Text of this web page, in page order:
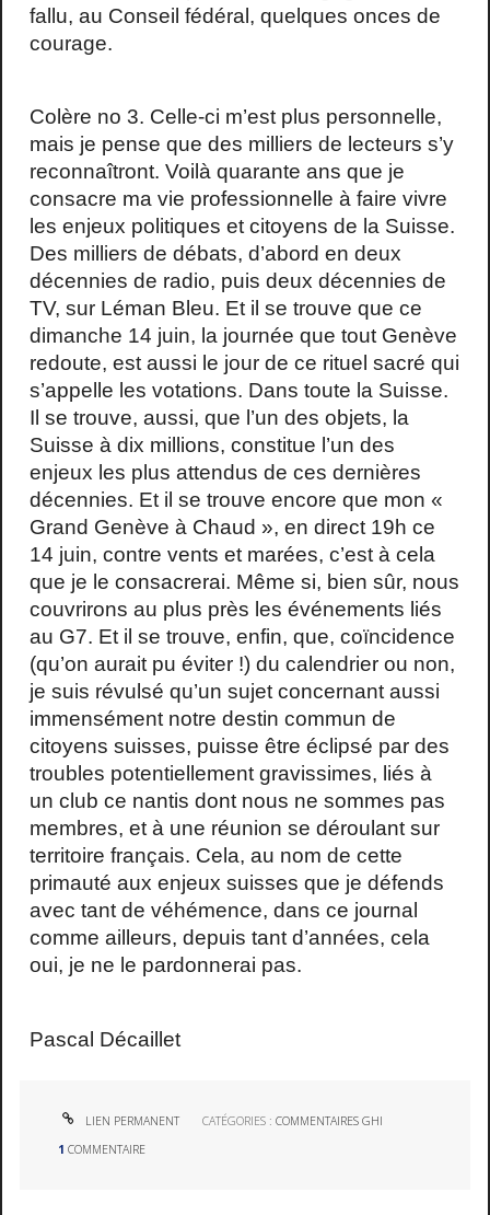
fallu, au Conseil fédéral, quelques onces de
courage.
Colère no 3. Celle-ci m’est plus personnelle,
mais je pense que des milliers de lecteurs s’y
reconnaîtront. Voilà quarante ans que je
consacre ma vie professionnelle à faire vivre
les enjeux politiques et citoyens de la Suisse.
Des milliers de débats, d’abord en deux
décennies de radio, puis deux décennies de
TV, sur Léman Bleu. Et il se trouve que ce
dimanche 14 juin, la journée que tout Genève
redoute, est aussi le jour de ce rituel sacré qui
s’appelle les votations. Dans toute la Suisse.
Il se trouve, aussi, que l’un des objets, la
Suisse à dix millions, constitue l’un des
enjeux les plus attendus de ces dernières
décennies. Et il se trouve encore que mon «
Grand Genève à Chaud », en direct 19h ce
14 juin, contre vents et marées, c’est à cela
que je le consacrerai. Même si, bien sûr, nous
couvrirons au plus près les événements liés
au G7. Et il se trouve, enfin, que, coïncidence
(qu’on aurait pu éviter !) du calendrier ou non,
je suis révulsé qu’un sujet concernant aussi
immensément notre destin commun de
citoyens suisses, puisse être éclipsé par des
troubles potentiellement gravissimes, liés à
un club ce nantis dont nous ne sommes pas
membres, et à une réunion se déroulant sur
territoire français. Cela, au nom de cette
primauté aux enjeux suisses que je défends
avec tant de véhémence, dans ce journal
comme ailleurs, depuis tant d’années, cela
oui, je ne le pardonnerai pas.
Pascal Décaillet
LIEN PERMANENT CATÉGORIES :COMMENTAIRES GHI
1 COMMENTAIRE